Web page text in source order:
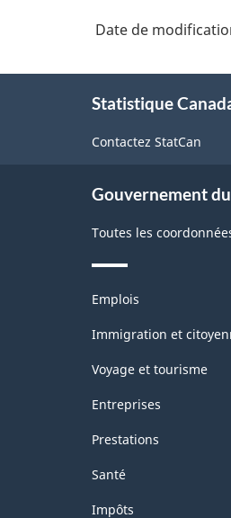
Date de
Statistique
Contactez StatCan
Gouvernement
Toutes les
Thèmes
sujets
Emplois
Immigration et
Voyage et tourisme
Entreprises
Prestations
Santé
Impôts